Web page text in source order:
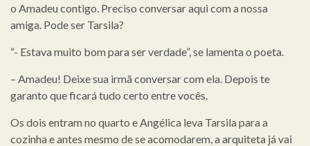
o Amadeu contigo. Preciso conversar aqui com a nossa
amiga. Pode ser Tarsila?
“- Estava muito bom para ser verdade”, se lamenta o poeta.
– Amadeu! Deixe sua irmã conversar com ela. Depois te
garanto que ficará tudo certo entre vocês.
Os dois entram no quarto e Angélica leva Tarsila para a
cozinha e antes mesmo de se acomodarem, a arquiteta já vai